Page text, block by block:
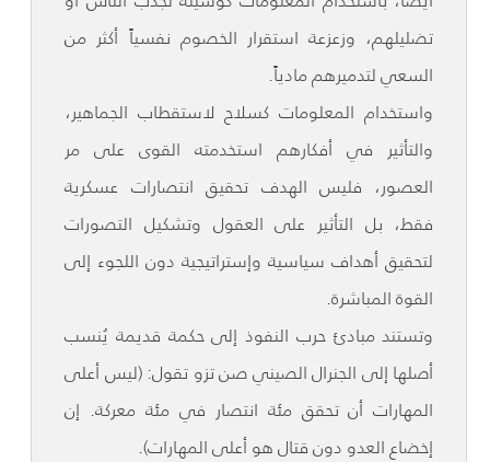
تضليلهم، وزعزعة استقرار الخصوم نفسياً أكثر من
السعي لتدميرهم مادياً.
واستخدام المعلومات كسلاح لاستقطاب الجماهير،
والتأثير في أفكارهم استخدمته القوى على مر
العصور، فليس الهدف تحقيق انتصارات عسكرية
فقط، بل التأثير على العقول وتشكيل التصورات
لتحقيق أهداف سياسية وإستراتيجية دون اللجوء إلى
القوة المباشرة.
وتستند مبادئ حرب النفوذ إلى حكمة قديمة يُنسب
أصلها إلى الجنرال الصيني صن تزو تقول: (ليس أعلى
المهارات أن تحقق مئة انتصار في مئة معركة. إن
إخضاع العدو دون قتال هو أعلى المهارات).